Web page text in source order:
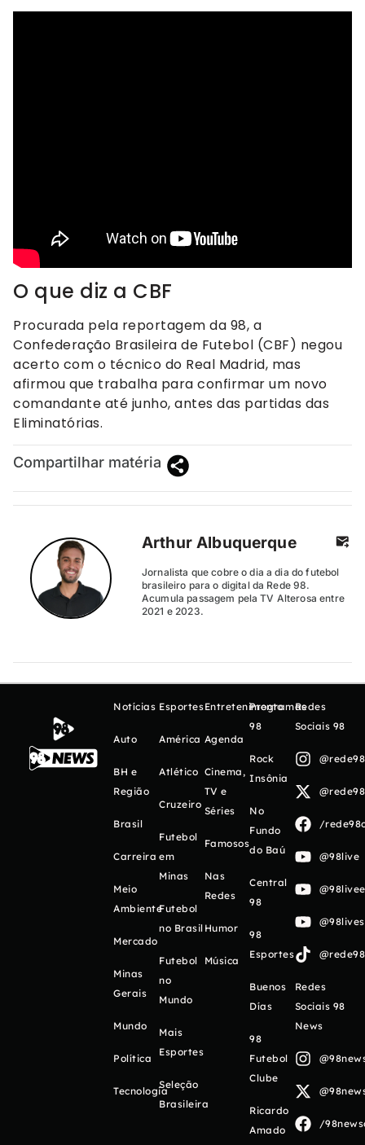
O que diz a CBF
Procurada pela reportagem da 98, a
Confederação Brasileira de Futebol (CBF) negou
acerto com o técnico do Real Madrid, mas
afirmou que trabalha para confirmar um novo
comandante até junho, antes das partidas das
Eliminatórias.
Compartilhar matéria
Arthur Albuquerque
Jornalista que cobre o dia a dia do futebol
brasileiro para o digital da Rede 98.
Acumula passagem pela TV Alterosa entre
2021 e 2023.
Notícias
Auto
BH e
Região
Brasil
Carreira
Meio
Ambiente
Mercado
Minas
Gerais
Mundo
Política
Tecnologia
Esportes
América
Atlético
Cruzeiro
Futebol
em
Minas
Futebol
no Brasil
Futebol
no
Mundo
Mais
Esportes
Seleção
Brasileira
Entretenimento
Agenda
Cinema,
TV e
Séries
Famosos
Nas
Redes
Humor
Música
Programas
98
Rock
Insônia
No
Fundo
do Baú
Central
98
98
Esportes
Buenos
Días
98
Futebol
Clube
Ricardo
Amado
Redes
Sociais 98
/
@98live
Redes
Sociais 98
News
/